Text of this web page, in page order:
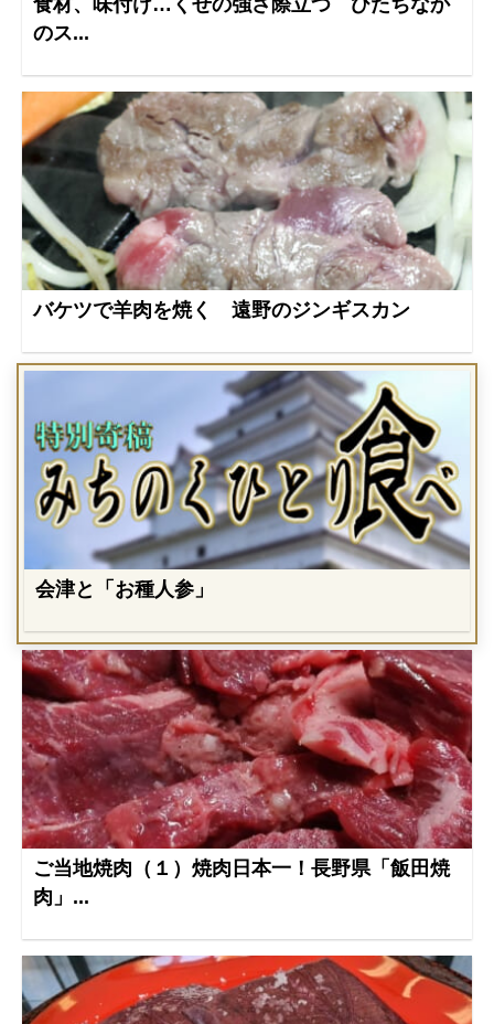
食材、味付け…くせの強さ際立つ ひたちなか
のス...
バケツで羊肉を焼く 遠野のジンギスカン
会津と「お種人参」
ご当地焼肉（１）焼肉日本一！長野県「飯田焼
肉」...